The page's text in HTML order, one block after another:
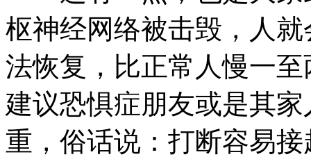
枢神经网络被击毁，人
法恢复，比正常人慢一
建议恐惧症朋友或是其
重，俗话说：打断容易